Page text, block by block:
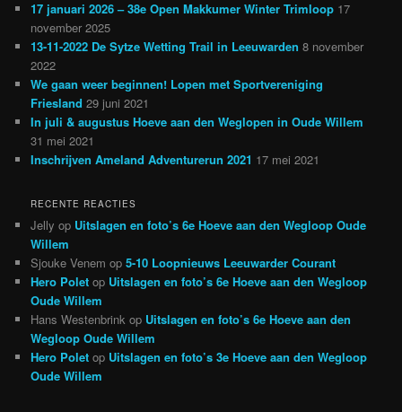
17 januari 2026 – 38e Open Makkumer Winter Trimloop 17
november 2025
13-11-2022 De Sytze Wetting Trail in Leeuwarden 8 november
2022
We gaan weer beginnen! Lopen met Sportvereniging
Friesland 29 juni 2021
In juli & augustus Hoeve aan den Weglopen in Oude Willem
31 mei 2021
Inschrijven Ameland Adventurerun 2021 17 mei 2021
RECENTE REACTIES
Jelly op Uitslagen en foto’s 6e Hoeve aan den Wegloop Oude
Willem
Sjouke Venem op5-10 Loopnieuws Leeuwarder Courant
Hero Polet op Uitslagen en foto’s 6e Hoeve aan den Wegloop
Oude Willem
Hans Westenbrink op Uitslagen en foto’s 6e Hoeve aan den
Wegloop Oude Willem
Hero Polet op Uitslagen en foto’s 3e Hoeve aan den Wegloop
Oude Willem